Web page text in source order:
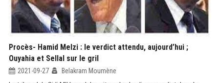
Procès- Hamid Melzi : le verdict attendu, aujourd’hui ;
Ouyahia et Sellal sur le gril
2021-09-27 Belakram Moumène